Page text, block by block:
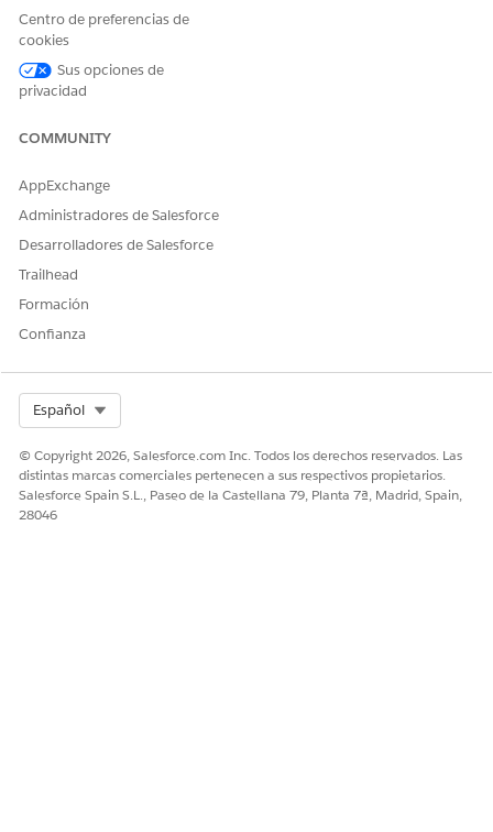
¿RESOLVIÓ ESTE ARTÍCULO SU PROBLEMA?
¡Háganos saber cómo podemos mejorar!
Centro de preferencias de
cookies
Sus opciones de
privacidad
COMMUNITY
AppExchange
Administradores de Salesforce
Desarrolladores de Salesforce
Trailhead
Formación
Confianza
Español
© Copyright 2026, Salesforce.com Inc. Todos los derechos reservados. Las
distintas marcas comerciales pertenecen a sus respectivos propietarios.
Salesforce Spain S.L., Paseo de la Castellana 79, Planta 7ª, Madrid, Spain,
28046